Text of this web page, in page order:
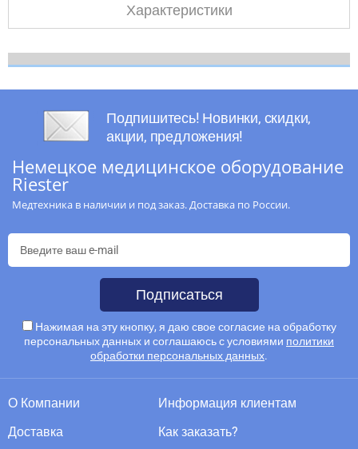
Характеристики
Подпишитесь! Новинки, скидки,
акции, предложения!
Немецкое медицинское оборудование
Riester
Медтехника в наличии и под заказ. Доставка по России.
Подписаться
Нажимая на эту кнопку, я даю свое согласие на обработку
персональных данных и соглашаюсь с условиями политики
обработки персональных данных.
О Компании
Доставка
Информация клиентам
Как заказать?